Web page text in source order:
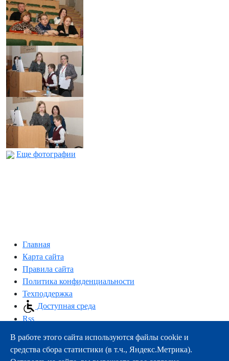
Еще фотографии
Главная
Карта сайта
Правила сайта
Политика конфиденциальности
Техподдержка
Доступная среда
Rss
163000, г.Архангельск, пр-т Троицкий, 51
тел.:+7 (8182) 21-11-63
В работе этого сайта используются файлы cookie и
средства сбора статистики (в т.ч., Яндекс.Метрика).